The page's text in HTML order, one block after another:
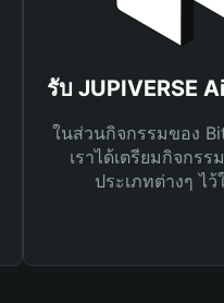
รับ JUPIVERSE
ในส่วนกิจกรรมของ
เราได้เตรียมกิจกร
ประเภทต่างๆ ไ